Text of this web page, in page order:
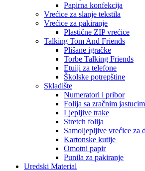
Papirna konfekcija
Vrećice za slanje tekstila
Vrećice za pakiranje
Plastične ZIP vrećice
Talking Tom And Friends
Plišane igračke
Torbe Talking Friends
Etuiji za telefone
Školske potrepštine
Skladište
Numeratori i pribor
Folija sa zračnim
Ljepljive trake
Stretch folija
Samoljepljive vrećice za
Kartonske kutije
Omotni papir
Punila za pakiranje
Uredski Material